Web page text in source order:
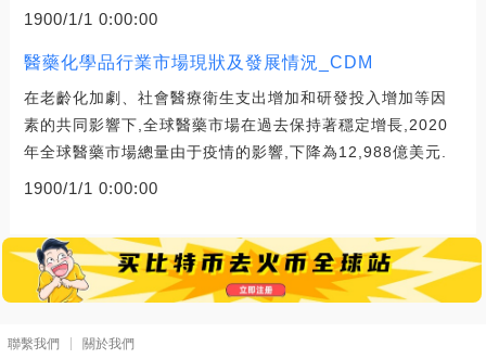
1900/1/1 0:00:00
醫藥化學品行業市場現狀及發展情況_CDM
在老齡化加劇、社會醫療衛生支出增加和研發投入增加等因
素的共同影響下,全球醫藥市場在過去保持著穩定增長,2020
年全球醫藥市場總量由于疫情的影響,下降為12,988億美元.
1900/1/1 0:00:00
聯繫我們 關於我們